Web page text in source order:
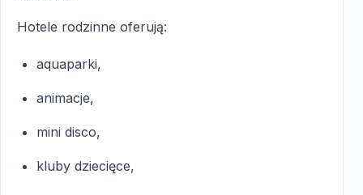
Hotele rodzinne oferują:
aquaparki,
animacje,
mini disco,
kluby dziecięce,